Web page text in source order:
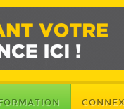
FORMATION